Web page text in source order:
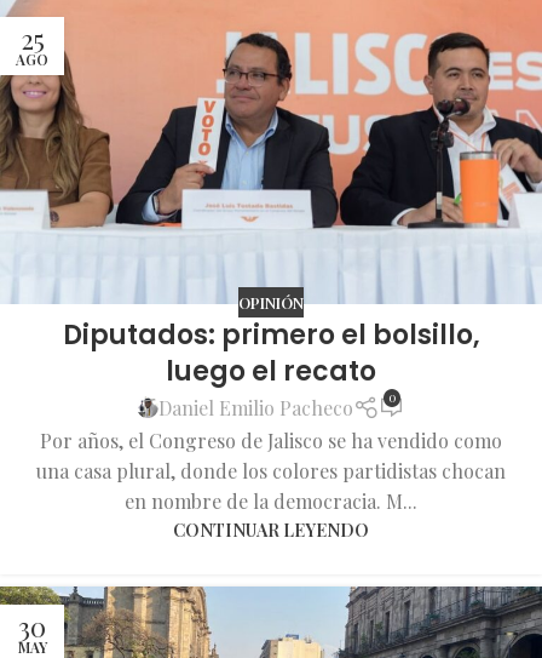
25
AGO
OPINIÓN
Diputados: primero el bolsillo,
luego el recato
Daniel Emilio Pacheco 0
Por años, el Congreso de Jalisco se ha vendido como
una casa plural, donde los colores partidistas chocan
en nombre de la democracia. M...
CONTINUAR LEYENDO
30
MAY